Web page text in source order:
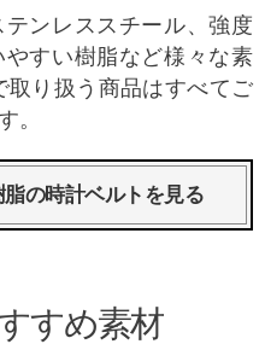
ンレススチール、強度
すい樹脂など様々な素
り扱う商品はすべてご
。
の時計ベルトを見る
すめ素材